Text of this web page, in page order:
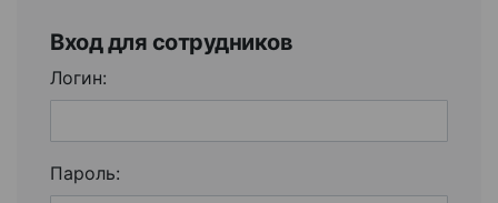
Вход для сотрудников
Логин:
Пароль: